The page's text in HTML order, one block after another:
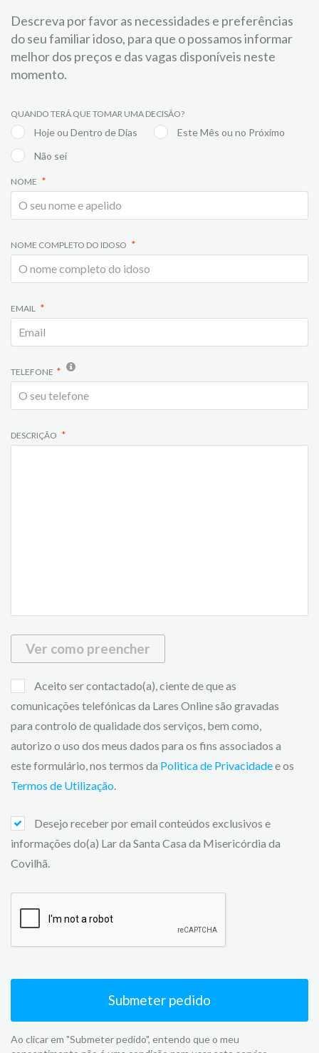
Descreva por favor as necessidades e preferências
do seu familiar idoso, para que o possamos informar
melhor dos preços e das vagas disponíveis neste
momento.
QUANDO TERÁ QUE TOMAR UMA DECISÃO?
Hoje ou Dentro de Dias
Este Mês ou no Próximo
Não sei
NOME
NOME COMPLETO DO IDOSO
EMAIL
TELEFONE
DESCRIÇÃO
Ver como preencher
Aceito ser contactado(a), ciente de que as
comunicações telefónicas da Lares Online são gravadas
para controlo de qualidade dos serviços, bem como,
autorizo o uso dos meus dados para os fins associados a
este formulário, nos termos da Politica de Privacidadee os
Termos de Utilização.
Desejo receber por email conteúdos exclusivos e
informações do(a) Lar da Santa Casa da Misericórdia da
Covilhã.
Submeter pedido
Ao clicar em "Submeter pedido", entendo que o meu